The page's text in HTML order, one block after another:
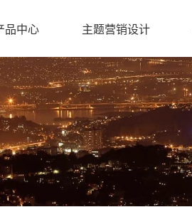
品中心 主题营销设计